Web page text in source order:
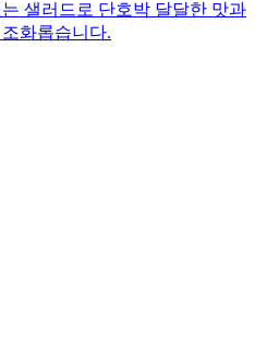
샐러드로 단호박 달달한 맛과
화롭습니다.